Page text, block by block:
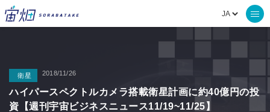
衛星 2018/11/26
ハイパースペクトルカメラ搭載衛星計画に約40億円の投
資【週刊宇宙ビジネスニュース11/19~11/25】